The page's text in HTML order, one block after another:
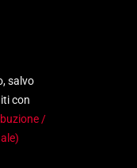
salvo
con
/